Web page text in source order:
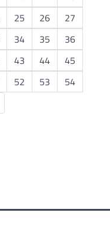
25 26
27
34 35
36
43 44
45
52 53
54